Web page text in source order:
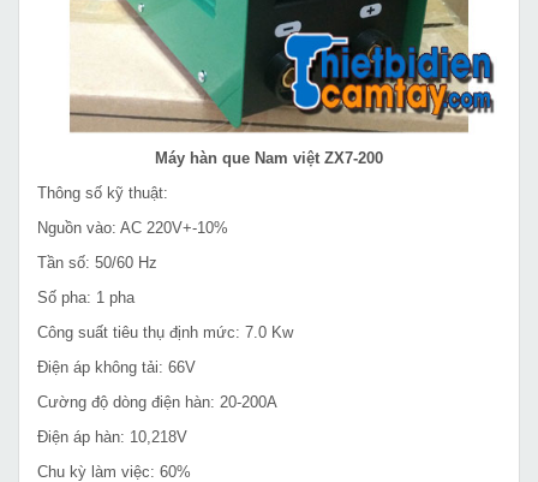
Máy hàn que Nam việt ZX7-200
Thông số kỹ thuật:
Nguồn vào: AC 220V+-10%
Tần số: 50/60 Hz
Số pha: 1 pha
Công suất tiêu thụ định mức: 7.0 Kw
Điện áp không tải: 66V
Cường độ dòng điện hàn: 20-200A
Điện áp hàn: 10,218V
Chu kỳ làm việc: 60%